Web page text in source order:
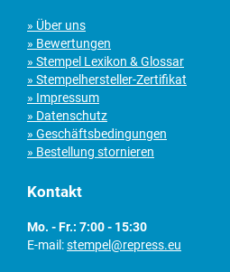
» Über uns
» Bewertungen
» Stempel Lexikon & Glossar
» Stempelhersteller-Zertifikat
» Impressum
» Datenschutz
» Geschäftsbedingungen
» Bestellung stornieren
Kontakt
Mo. - Fr.: 7:00 - 15:30
E-mail:stempel@repress.eu